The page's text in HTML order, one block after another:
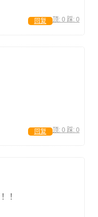
顶: 0 踩: 0
回复
顶: 0 踩: 0
回复
！